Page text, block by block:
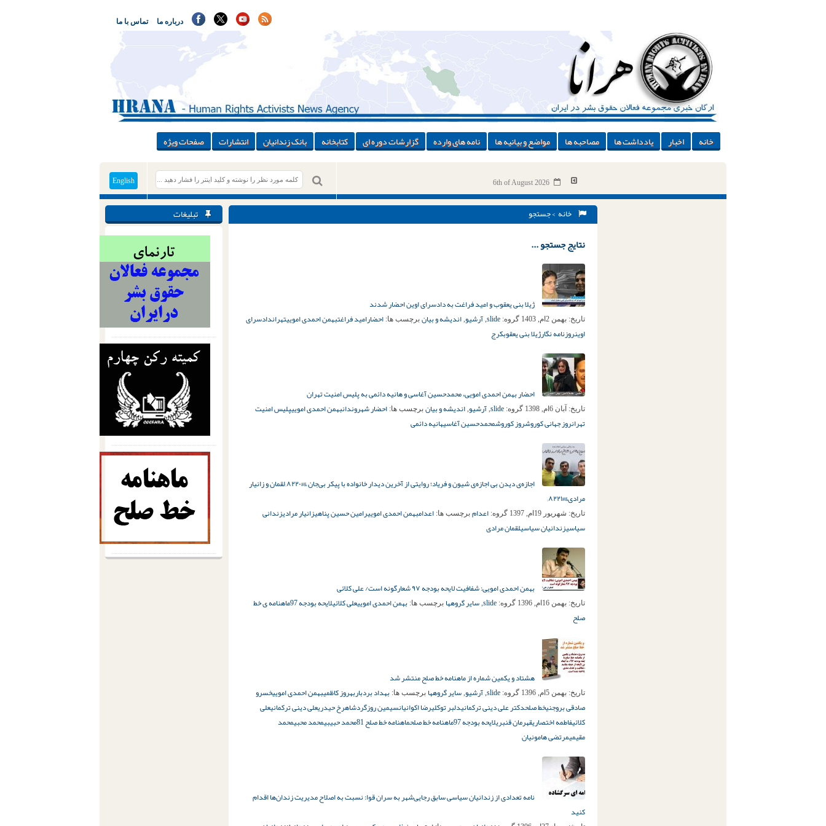
تماس با ما درباره ما
خانه اخبار یادداشت ها مصاحبه ها مواضع و بیانیه ها نامه های وارده گزارشات دوره ای کتابخانه بانک زندانیان انتشارات صفحات ویژه
English 6th of August 2026
تبلیغات خانه > جستجو
نتایج جستجو ...
ژیلا بنی یعقوب و امید فراغت به دادسرای اوین احضار شدند
تاریخ: بهمن 2ام, 1403 گروه: slide
, آرشیو, اندیشه و بیان برچسب ها: احضارامید فراغتبهمن احمدی اموییتهراندادسرای
اوینروزنامه نگارژیلا بنی یعقوبکرج
احضار بهمن احمدی امویی، محمدحسین آغاسی و هانیه دائمی به پلیس امنیت تهران
تاریخ: آبان 6ام, 1398 گروه: slide
, آرشیو, اندیشه و بیان برچسب ها: احضار شهروندانبهمن احمدی اموییپلیس امنیت
تهرانروز جهانی کوروشروز کوروشمحمدحسین آغاسیهانیه دائمی
اجازه‌ی دیدن بی اجازه‌ی شیون و فریاد؛ روایتی از آخرین دیدار خانواده‌ با پیکر بی‌جان &#۸۲۲۰;لقمان و زانیار
مرادی&#۸۲۲۱;
تاریخ: شهریور 19ام, 1397 گروه: اعدام برچسب ها: اعدامبهمن احمدی اموییرامین حسین پناهیزانیار مرادیزندانی
سیاسیزندانیان سیاسیلقمان مرادی
بهمن احمدی امویی: شفافیت لایحه بودجه ۹۷ شعارگونه است/ علی کلائی
تاریخ: بهمن 16ام, 1396 گروه: slide
, سایر گروهها برچسب ها: بهمن احمدی اموییعلی کلائیلایحه بودجه 97 ماهنامه ی خط
صلح
هشتاد و یکمین شماره از ماهنامه خط صلح منتشر شد
تاریخ: بهمن 5ام, 1396 گروه: slide
, آرشیو, سایر گروهها برچسب ها: بهداد بردباربهروز کاظمیبهمن احمدی اموییخسرو
صادقی بروجنیخط صلحدکتر علی دینی ترکمانیدلبر توکلیرضا اکوانیانسیمین روزگردشاهرخ حیدریعلی دینی ترکمانیعلی
کلائیفاطمه اختصاریقهرمان قنبریلایحه بودجه 97 ماهنامه خط صلحماهنامه خط صلح 81 محمد حبیبیمحمد محبیمحمد
مقیمیمرتضی هامونیان
نامه تعدادی از زندانیان سیاسی سابق رجایی‌شهر به سران قوا: نسبت به اصلاح مدیریت زندان‌ها اقدام
کنید